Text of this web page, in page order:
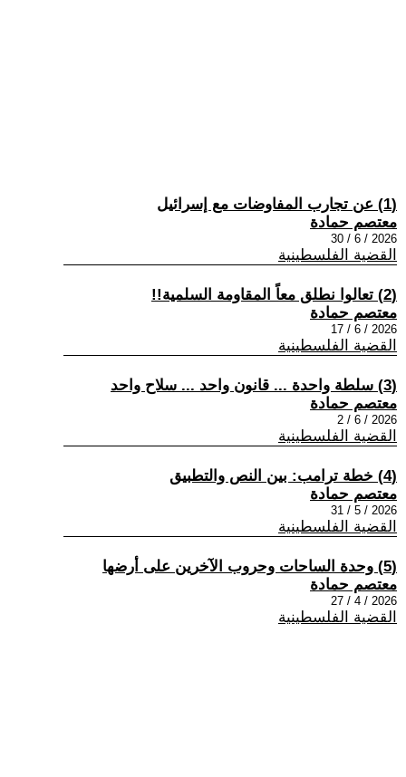
(1) عن تجارب المفاوضات مع إسرائيل
معتصم حمادة
2026 / 6 / 30
القضية الفلسطينية
(2) تعالوا نطلق معاً المقاومة السلمية!!
معتصم حمادة
2026 / 6 / 17
القضية الفلسطينية
(3) سلطة واحدة ... قانون واحد ... سلاح واحد
معتصم حمادة
2026 / 6 / 2
القضية الفلسطينية
(4) خطة ترامب: بين النص والتطبيق
معتصم حمادة
2026 / 5 / 31
القضية الفلسطينية
(5) وحدة الساحات وحروب الآخرين على أرضها
معتصم حمادة
2026 / 4 / 27
القضية الفلسطينية